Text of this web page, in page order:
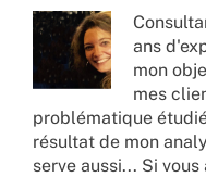
ans
mon
mes
problématique
résultat de mon
serve aussi... Si